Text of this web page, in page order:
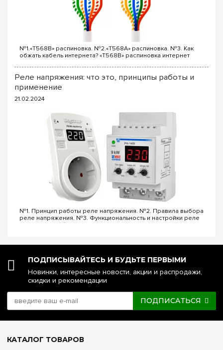
Совет от e7.com.ua:
используйте вертикальные и горизонтальные кабельные
каналы Hager. Это не только облегчит монтаж сотен
проводников, но и обеспечит правильный теплообмен
внутри корпуса, предотвращая перегрев автоматов под
Заказывайте оригинальный щит Hager на 168 модулей
гарантией качества и быстрой доставкой по Киеву и всей
Украине через наш сайт!
№1.«T568B» распиновка. №2.«T568A» распиновка. №3. Как
обжать кабель интернета? «T568B» распиновка интернет
Реле напряжения: что это, принципы работы и
применение
21.02.2024
№1. Принцип работы реле напряжения. №2. Правила выбора
реле напряжения. №3. Функциональность и настройки реле
напряжения. №4. Управление реле напряжения через Wi-Fi.
ПОДПИСЫВАЙТЕСЬ И БУДЬТЕ ПЕРВЫМИ
Новинки, интересные новости, акции и распродажи,
скидки и рекомендации
ПОДПИСАТЬСЯ
КАТАЛОГ ТОВАРОВ